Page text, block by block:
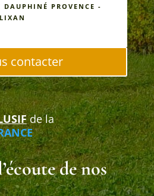
DAUPHINÉ PROVENCE -
contacter
de la
de nos